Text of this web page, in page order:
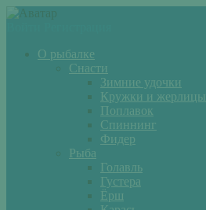
О рыбалке
Снасти
Зимние удочки
Кружки и жерлицы
Поплавок
Спиннинг
Фидер
Рыба
Голавль
Густера
Ёрш